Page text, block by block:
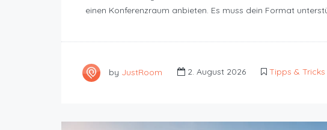
einen Konferenzraum anbieten. Es muss dein Format
by JustRoom 2. August 2026 Tipps & Tricks